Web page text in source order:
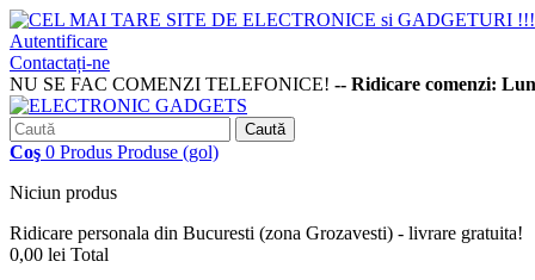
Autentificare
Contactați-ne
NU SE FAC COMENZI TELEFONICE! -- Ridicare comenzi:
Caută
Coş 0 Produs Produse (gol)
Niciun produs
Ridicare personala din Bucuresti (zona Grozavesti) - livrare gratuita!
0,00 lei Total